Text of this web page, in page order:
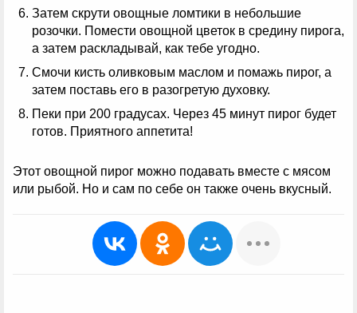
Затем скрути овощные ломтики в небольшие
розочки. Помести овощной цветок в средину пирога,
а затем раскладывай, как тебе угодно.
Смочи кисть оливковым маслом и помажь пирог, а
затем поставь его в разогретую духовку.
Пеки при 200 градусах. Через 45 минут пирог будет
готов. Приятного аппетита!
Этот овощной пирог можно подавать вместе с мясом
или рыбой. Но и сам по себе он также очень вкусный.